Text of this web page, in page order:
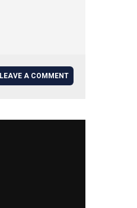
LEAVE A COMMENT